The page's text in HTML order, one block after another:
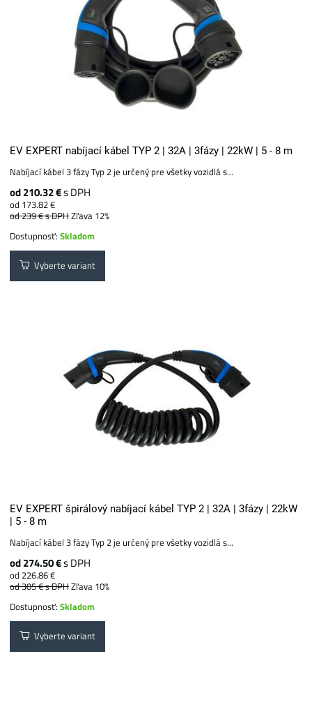
EV EXPERT nabíjací kábel TYP 2 | 32A | 3fázy | 22kW | 5 - 8 m
Nabíjací kábel 3 fázy Typ 2 je určený pre všetky vozidlá s...
od 210.32 €s DPH
od 173.82 €
od 239 €s DPHZľava 12%
Dostupnosť:Skladom
Vyberte variant
EV EXPERT špirálový nabíjací kábel TYP 2 | 32A | 3fázy | 22kW
| 5 - 8 m
Nabíjací kábel 3 fázy Typ 2 je určený pre všetky vozidlá s...
od 274.50 €s DPH
od 226.86 €
od 305 €s DPHZľava 10%
Dostupnosť:Skladom
Vyberte variant